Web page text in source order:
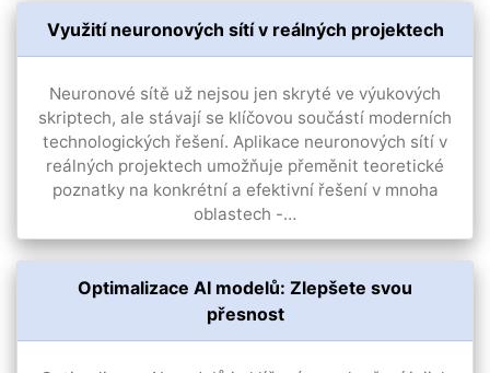
Využití neuronových sítí v reálných projektech
Neuronové sítě už nejsou jen skryté ve výukových
skriptech, ale stávají se klíčovou součástí moderních
technologických řešení. Aplikace neuronových sítí v
reálných projektech umožňuje přeměnit teoretické
poznatky na konkrétní a efektivní řešení v mnoha
oblastech -…
Optimalizace AI modelů: Zlepšete svou
přesnost